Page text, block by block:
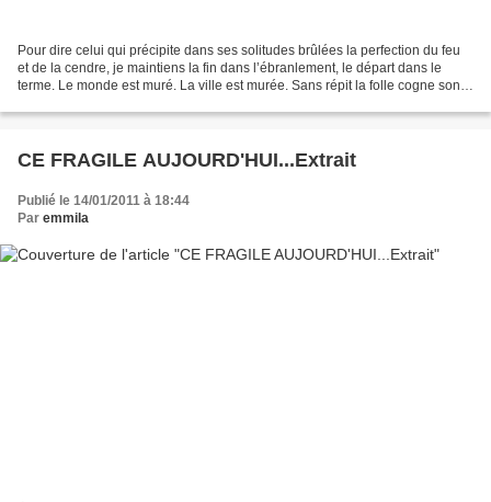
Pour dire celui qui précipite dans ses solitudes brûlées la perfection du feu
et de la cendre, je maintiens la fin dans l’ébranlement, le départ dans le
terme. Le monde est muré. La ville est murée. Sans répit la folle cogne son
CE FRAGILE AUJOURD'HUI...Extrait
Publié le 14/01/2011 à 18:44
Par emmila